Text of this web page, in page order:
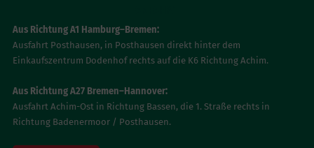
Aus Richtung A1 Hamburg–Bremen:
Ausfahrt Posthausen, in Posthausen direkt hinter dem
Einkaufszentrum Dodenhof rechts auf die K6 Richtung Achim.
Aus Richtung A27 Bremen–Hannover:
Ausfahrt Achim-Ost in Richtung Bassen, die 1. Straße rechts in
Richtung Badenermoor / Posthausen.